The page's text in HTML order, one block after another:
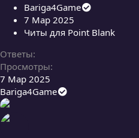
Bariga4Game
7 Мар 2025
Читы для Point Blank
Ответы
Просмотры
7 Мар 2025
Bariga4Game